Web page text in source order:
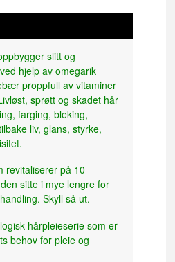
slitt og
hjelp av omegarik
proppfull av vitaminer
sprøtt og skadet hår
farging, bleking,
liv, glans, styrke,
revitaliserer på 10
sitte i mye lengre for
Skyll så ut.
hårpleieserie som er
behov for pleie og